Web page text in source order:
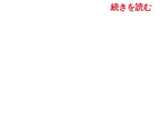
続きを読む